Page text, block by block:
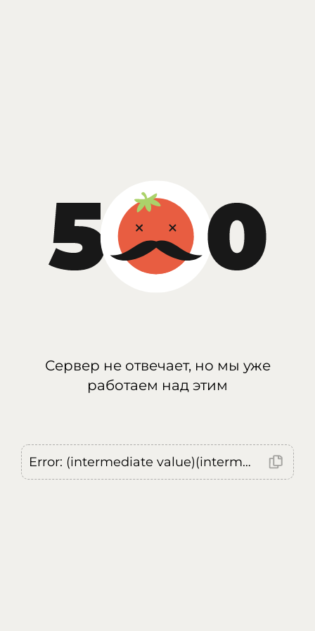
Сервер не отвечает, но мы уже
работаем над этим
Error: (intermediate value)(intermediate value)(intermediate value).replaceAll is not a function